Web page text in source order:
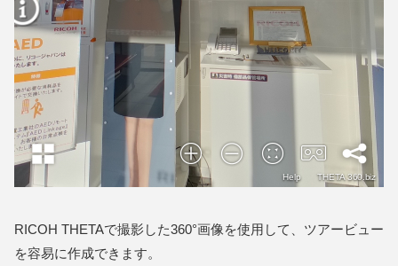
RICOH THETAで撮影した360°画像を使用して、ツアービュー
を容易に作成できます。